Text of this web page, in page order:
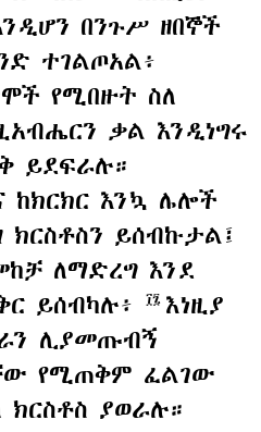
በንጉሥ ዘበኞች
ተገልጦአል፥
የሚበዙት ስለ
ቃል እንዲነግሩ
ይደፍራሉ።
ከክርክር እንኳ ሌሎች
ክርስቶስን ይሰብኩታል፤
ለማድረግ እንደ
ይሰብካሉ፥
፲፯ እነዚያ
ሊያመጡብኝ
የሚጠቅም ፈልገው
ክርስቶስ ያወራሉ።